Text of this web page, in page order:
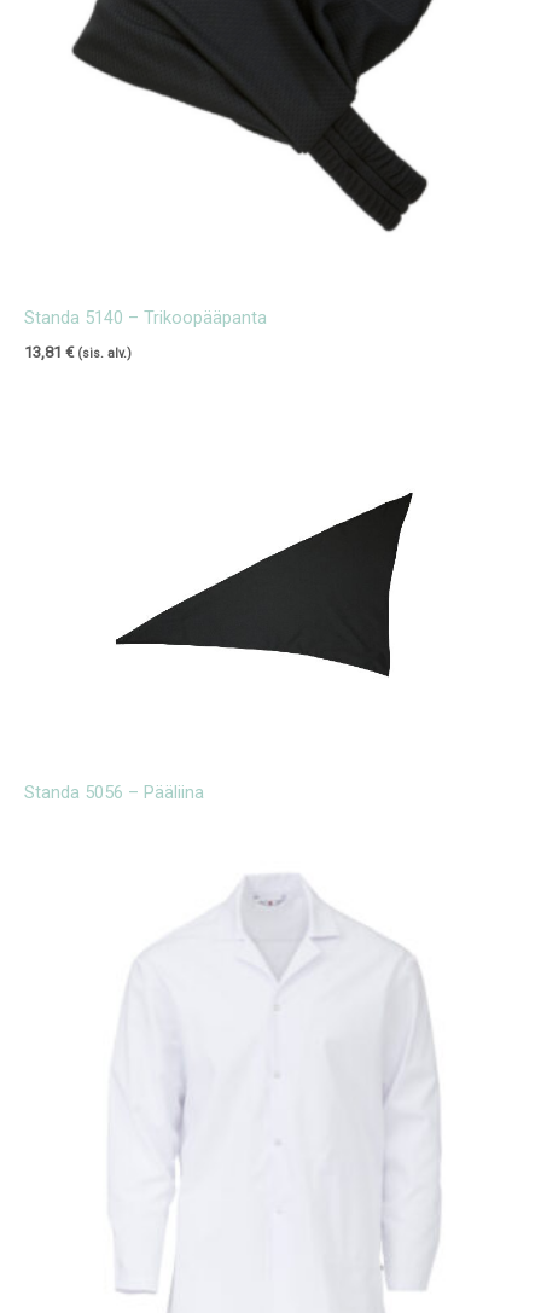
Standa 5140 – Trikoopääpanta
13,81 € (sis. alv.)
Standa 5056 – Pääliina